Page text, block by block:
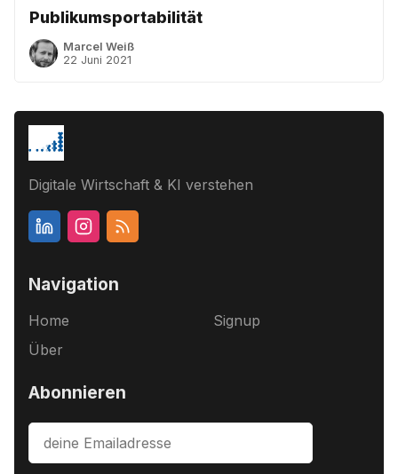
Publikumsportabilität
Marcel Weiß
22 Juni 2021
Digitale Wirtschaft & KI verstehen
Navigation
Home
Über
Signup
Abonnieren